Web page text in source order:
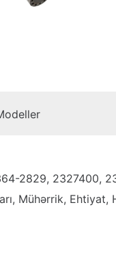
2829, 2327400,
Mühərrik, Ehtiyat,